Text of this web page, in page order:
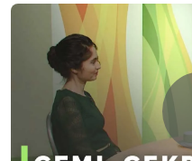
Будущее нашей
планеты
Верность принципам